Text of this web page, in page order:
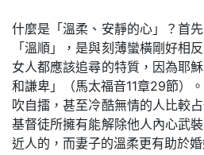
什麼是「溫柔、安靜的心」？首
「溫順」，是與刻薄蠻橫剛好相
女人都應該追尋的特質，因為耶
和謙卑」（馬太福音11章29節）
吹自擂，甚至冷酷無情的人比較
基督徒所擁有能解除他人內心武
近人的，而妻子的溫柔更有助於婚